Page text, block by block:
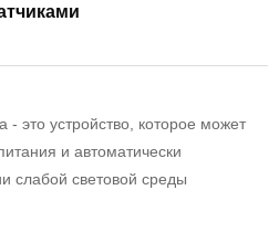
- это устройство, которое может
и автоматически
слабой световой среды